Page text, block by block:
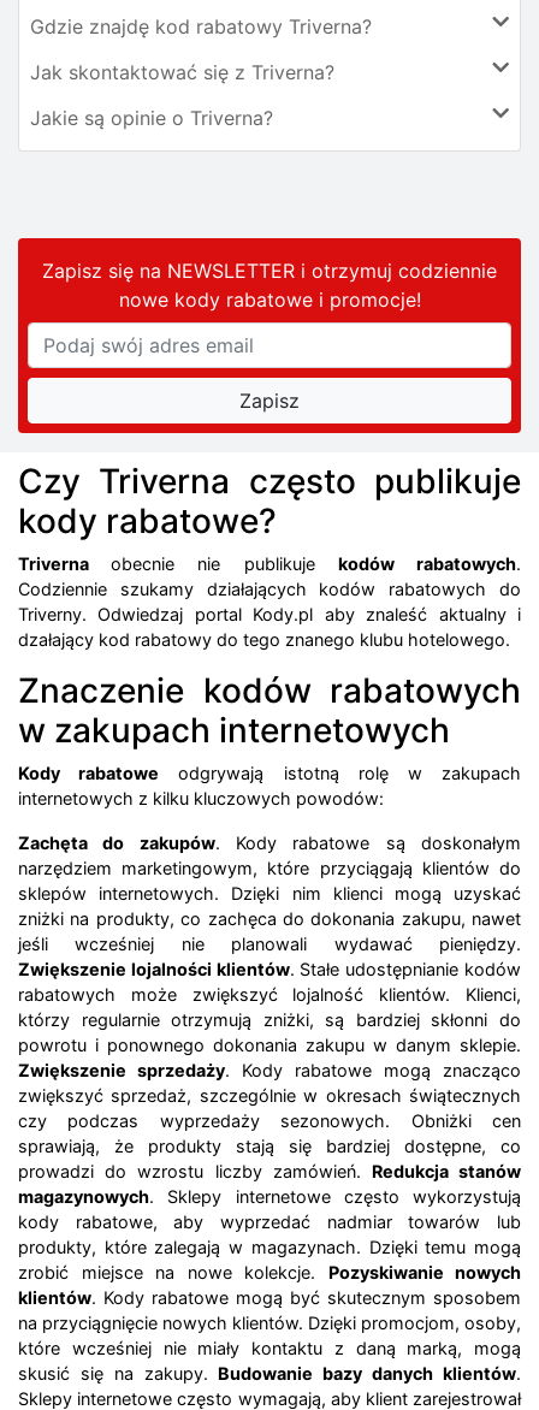
Gdzie znajdę kod rabatowy Triverna?
Jak skontaktować się z Triverna?
Jakie są opinie o Triverna?
Zapisz się na NEWSLETTER i otrzymuj codziennie
nowe kody rabatowei promocje!
Czy Triverna często publikuje
kody rabatowe?
Trivernaobecnie nie publikuje kodów rabatowych.
Codziennie szukamy działających kodów rabatowych do
Triverny. Odwiedzaj portal Kody.pl aby znaleść aktualny i
dzałający kod rabatowy do tego znanego klubu hotelowego.
Znaczenie kodów rabatowych
w zakupach internetowych
Kody rabatowe odgrywają istotną rolę w zakupach
internetowych z kilku kluczowych powodów:
Zachęta do zakupów. Kody rabatowe są doskonałym
narzędziem marketingowym, które przyciągają klientów do
sklepów internetowych. Dzięki nim klienci mogą uzyskać
zniżki na produkty, co zachęca do dokonania zakupu, nawet
jeśli wcześniej nie planowali wydawać pieniędzy.
Zwiększenie lojalności klientów. Stałe udostępnianie kodów
rabatowych może zwiększyć lojalność klientów. Klienci,
którzy regularnie otrzymują zniżki, są bardziej skłonni do
powrotu i ponownego dokonania zakupu w danym sklepie.
Zwiększenie sprzedaży. Kody rabatowe mogą znacząco
zwiększyć sprzedaż, szczególnie w okresach świątecznych
czy podczas wyprzedaży sezonowych. Obniżki cen
sprawiają, że produkty stają się bardziej dostępne, co
prowadzi do wzrostu liczby zamówień. Redukcja stanów
magazynowych. Sklepy internetowe często wykorzystują
kody rabatowe, aby wyprzedać nadmiar towarów lub
produkty, które zalegają w magazynach. Dzięki temu mogą
zrobić miejsce na nowe kolekcje. Pozyskiwanie nowych
klientów. Kody rabatowe mogą być skutecznym sposobem
na przyciągnięcie nowych klientów. Dzięki promocjom, osoby,
które wcześniej nie miały kontaktu z daną marką, mogą
skusić się na zakupy. Budowanie bazy danych klientów.
Sklepy internetowe często wymagają, aby klient zarejestrował